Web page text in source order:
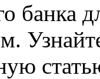
банка